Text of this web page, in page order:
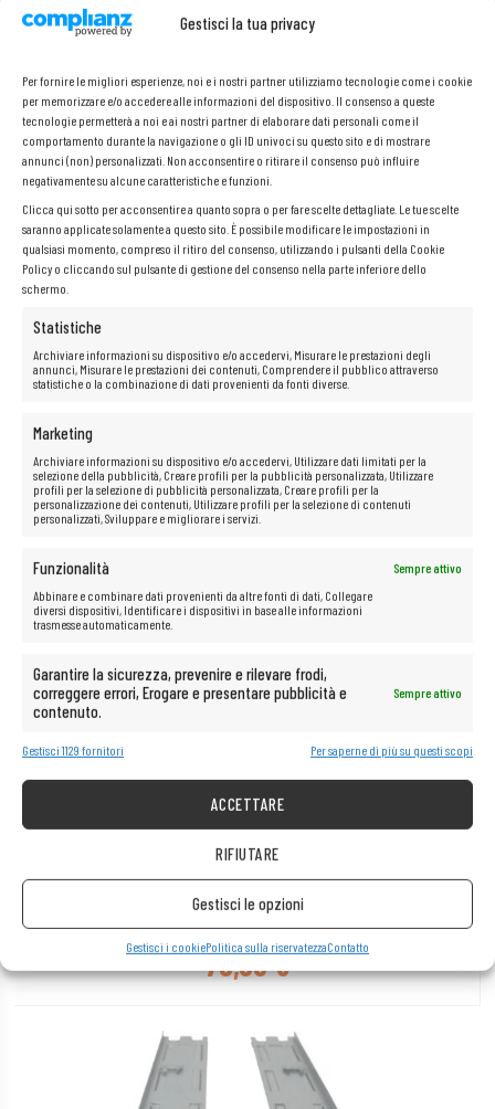
Gestisci la tua privacy
Per fornire le migliori esperienze, noi e i nostri partner utilizziamo tecnologie come i cookie
per memorizzare e/o accedere alle informazioni del dispositivo. Il consenso a queste
tecnologie permetterà a noi e ai nostri partner di elaborare dati personali come il
comportamento durante la navigazione o gli ID univoci su questo sito e di mostrare
annunci (non) personalizzati. Non acconsentire o ritirare il consenso può influire
negativamente su alcune caratteristiche e funzioni.
Clicca qui sotto per acconsentire a quanto sopra o per fare scelte dettagliate. Le tue scelte
saranno applicate solamente a questo sito. È possibile modificare le impostazioni in
qualsiasi momento, compreso il ritiro del consenso, utilizzando i pulsanti della Cookie
Policy o cliccando sul pulsante di gestione del consenso nella parte inferiore dello
schermo.
Statistiche
Archiviare informazioni su dispositivo e/o accedervi, Misurare le prestazioni degli
annunci, Misurare le prestazioni dei contenuti, Comprendere il pubblico attraverso
statistiche o la combinazione di dati provenienti da fonti diverse.
Marketing
Archiviare informazioni su dispositivo e/o accedervi, Utilizzare dati limitati per la
selezione della pubblicità, Creare profili per la pubblicità personalizzata, Utilizzare
profili per la selezione di pubblicità personalizzata, Creare profili per la
personalizzazione dei contenuti, Utilizzare profili per la selezione di contenuti
personalizzati, Sviluppare e migliorare i servizi.
Funzionalità
Sempre attivo
Abbinare e combinare dati provenienti da altre fonti di dati, Collegare
diversi dispositivi, Identificare i dispositivi in base alle informazioni
trasmesse automaticamente.
Garantire la sicurezza, prevenire e rilevare frodi,
correggere errori, Erogare e presentare pubblicità e
contenuto.
Sempre attivo
Gestisci 1129 fornitori Per saperne di più su questi scopi
ACCETTARE
RIFIUTARE
Gestisci le opzioni
Gestisci i cookiePolitica sulla riservatezzaContatto
Guide per server Brocade 49-1000045-02 49-
1000044-02 Sinistra Destra
67,00€
AGGIUNGI AL CARRELLO
Guide per server Dell 0TC957 0YY194 con braccio
per la gestione dei cavi
Guide per server EMC 042-009-736 042-009-734
Sinistra Destra per DD4500 DD7200
79,00€